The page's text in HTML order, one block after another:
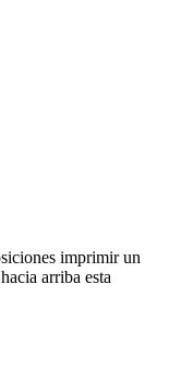
imprimir un
arriba esta